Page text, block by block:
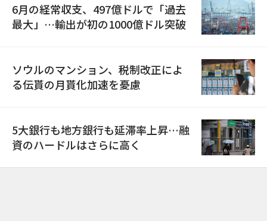
6月の経常収支、497億ドルで「過去
最大」…輸出が初の1000億ドル突破
ソウルのマンション、税制改正によ
る伝貰の月貰化加速を憂慮
5大銀行も地方銀行も延滞率上昇…融
資のハードルはさらに高く